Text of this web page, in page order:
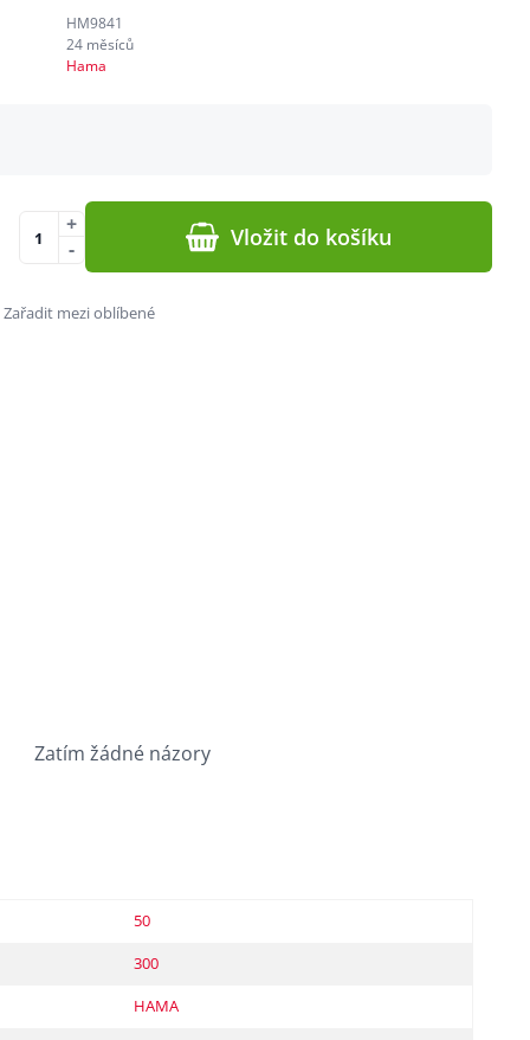
HM9841
24 měsíců
Hama
-
+ Vložit do košíku
Zařadit mezi oblíbené
Zatím žádné názory
50
300
HAMA